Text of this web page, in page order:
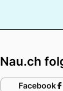
Nau.ch
Facebook